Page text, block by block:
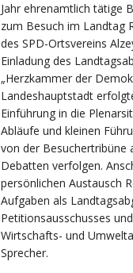
Jahr ehrenamtlich tätige
zum Besuch im Landtag
des SPD-Ortsvereins
Einladung des
„Herzkammer der
Landeshauptstadt
Einführung in die
Abläufe und kleinen
von der Besuchertribüne
Debatten verfolgen.
persönlichen Austausch
Aufgaben als
Petitionsausschusses
Wirtschafts- und
Sprecher.